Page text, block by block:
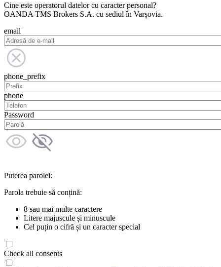
Cine este operatorul datelor cu caracter personal?
OANDA TMS Brokers S.A. cu sediul în Varșovia.
email
phone_prefix
phone
Password
Puterea parolei:
Parola trebuie să conțină:
8 sau mai multe caractere
Litere majuscule și minuscule
Cel puțin o cifră și un caracter special
Check all consents